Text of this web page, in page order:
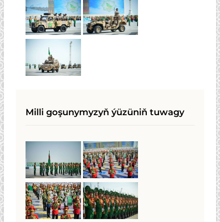
Milli goşunymyzyň ýüzüniň tuwagy